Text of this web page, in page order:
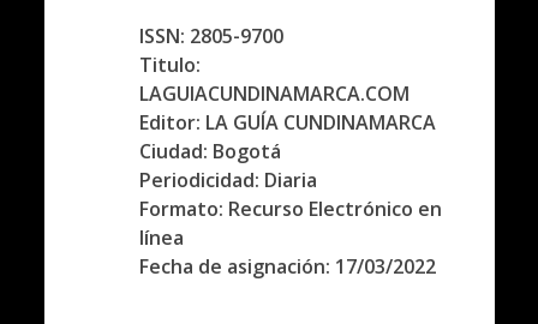
ISSN: 2805-9700
Titulo:
LAGUIACUNDINAMARCA.COM
Editor: LA GUÍA CUNDINAMARCA
Ciudad: Bogotá
Periodicidad: Diaria
Formato: Recurso Electrónico en
línea
Fecha de asignación: 17/03/2022